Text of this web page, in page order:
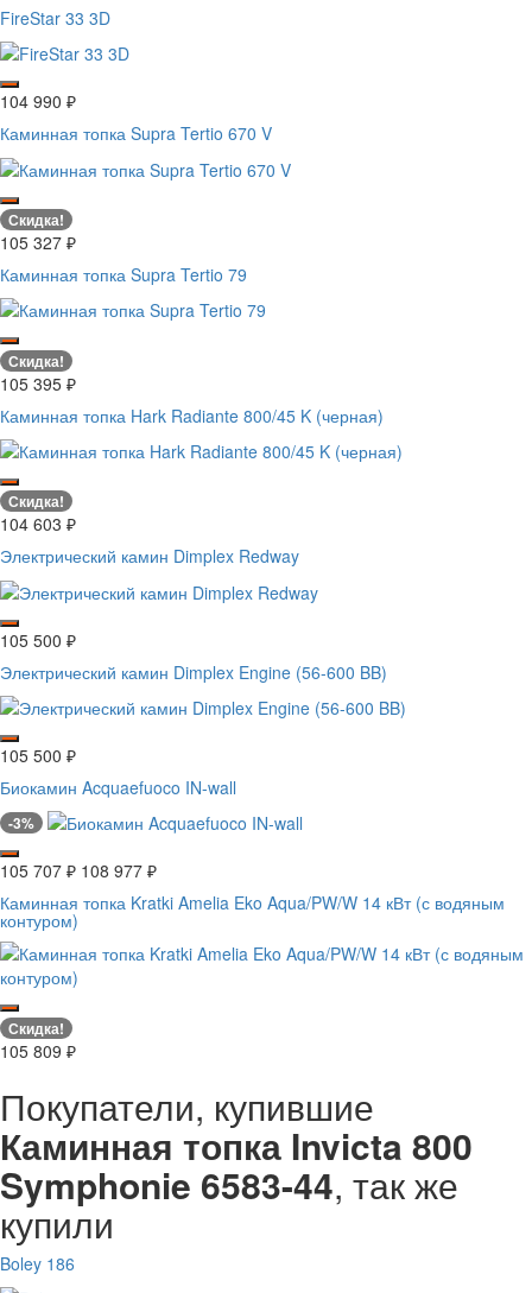
FireStar 33 3D
104 990 ₽
Каминная топка Supra Tertio 670 V
Скидка!
105 327 ₽
Каминная топка Supra Tertio 79
Скидка!
105 395 ₽
Каминная топка Hark Radiante 800/45 K (черная)
Скидка!
104 603 ₽
Электрический камин Dimplex Redway
105 500 ₽
Электрический камин Dimplex Engine (56-600 BB)
105 500 ₽
Биокамин Acquaefuoco IN-wall
-3%
105 707 ₽ 108 977 ₽
Каминная топка Kratki Amelia Eko Aqua/PW/W 14 кВт (с водяным
контуром)
Скидка!
105 809 ₽
Покупатели, купившие
Каминная топка Invicta 800
Symphonie 6583-44, так же
купили
Boley 186